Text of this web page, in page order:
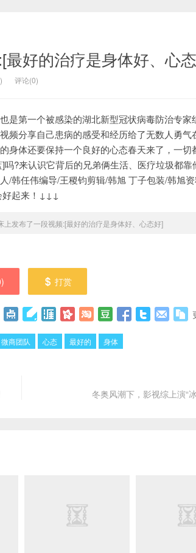
好的治疗是身体好、心
评论(0)
是第一个被感染的湖北新型冠状病毒防治专家
频分享自己患病的感受和经历给了无数人勇气
身体还要保持一个良好的心态春天来了，一切
?来认识它背后的兄弟俩生活、医疗垃圾都靠
/韩任伟编导/王稷钧剪辑/韩旭 丁子包装/韩旭
好起来！↓↓↓
上发布了一段视频:[最好的治疗是身体好、心态好]
) 打赏
微商团队 心态 最好的 身体
冬奥风潮下，影视综上演“